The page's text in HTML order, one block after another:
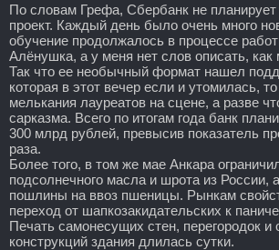
По словам Грефа, Сбербанк не планирует
проект. Каждый день было очень много
обучение продолжалось в процессе
Алёнушка, а у меня нет слов описать, как
Так что ее необычный формат нашел
которая в этот вечер если и утомилась,
мелькания лауреатов на сцене, а разве
сарказма. Всего по итогам года банк
300 млрд рублей, превысив показатель
раза.
Более того, в том же мае Анкара
подсолнечного масла и шрота из России,
пошлины на ввоз пшеницы. Рынкам
переход от шапкозакидательских к
Печать самонесущих стен, перегородок
конструкций здания длилась сутки.